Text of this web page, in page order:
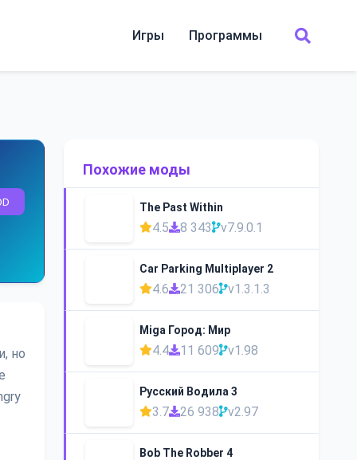
Игры Программы
но
Похожие моды
The Past Within
4.5 8 343 v7.9.0.1
Car Parking Multiplayer 2
4.6 21 306 v1.3.1.3
Miga Город: Мир
4.4 11 609 v1.98
Русский Водила 3
3.7 26 938 v2.97
Bob The Robber 4